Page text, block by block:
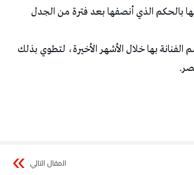
بالحكم الذي أنصفها بعد فترة من الجدل
الفنانة بها خلال الأشهر الأخيرة، لتطوي بذلك